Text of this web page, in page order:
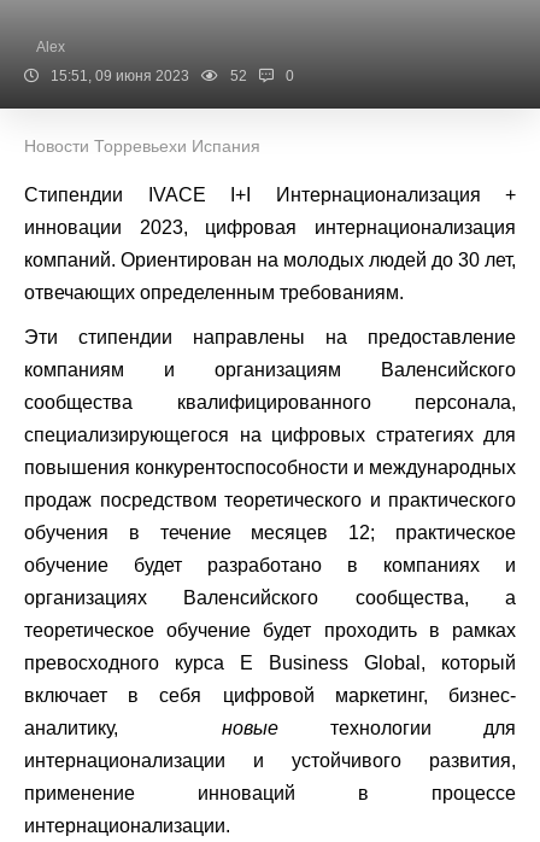
Alex
15:51, 09 июня 2023
52 0
Новости Торревьехи Испания
Стипендии IVACE I+I Интернационализация +
инновации 2023, цифровая интернационализация
компаний. Ориентирован на молодых людей до 30 лет,
отвечающих определенным требованиям.
Эти стипендии направлены на предоставление
компаниям и организациям Валенсийского
сообщества квалифицированного персонала,
специализирующегося на цифровых стратегиях для
повышения конкурентоспособности и международных
продаж посредством теоретического и практического
обучения в течение месяцев 12; практическое
обучение будет разработано в компаниях и
организациях Валенсийского сообщества, а
теоретическое обучение будет проходить в рамках
превосходного курса E Business Global, который
включает в себя цифровой маркетинг, бизнес-
аналитику, новые технологии для
интернационализации и устойчивого развития,
применение инноваций в процессе
интернационализации.